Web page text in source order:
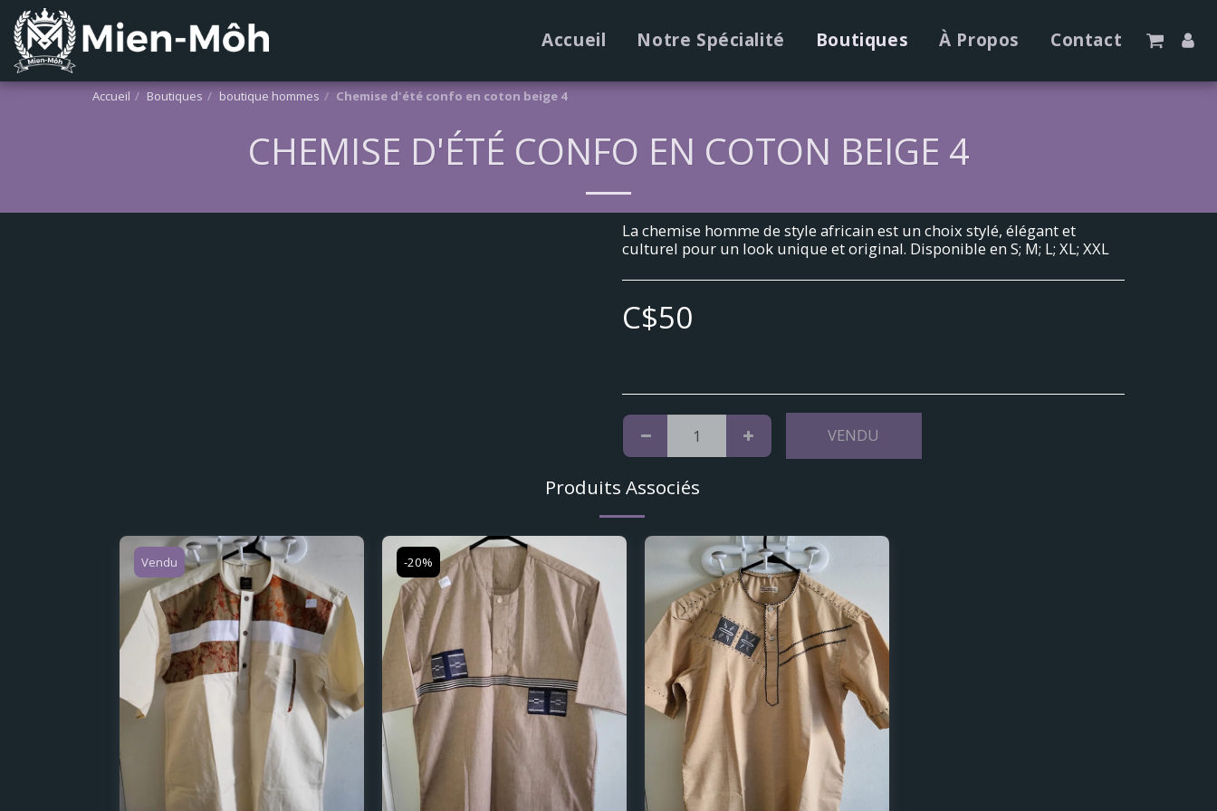
Accueil Notre Spécialité Boutiques À Propos Contact
Accueil Boutiques boutique hommes Chemise d'été confo en coton beige 4
CHEMISE D'ÉTÉ CONFO EN COTON BEIGE 4
La chemise homme de style africain est un choix stylé, élégant et
culturel pour un look unique et original. Disponible en S; M; L; XL; XXL
C$50
VENDU
Produits Associés
Vendu -20%